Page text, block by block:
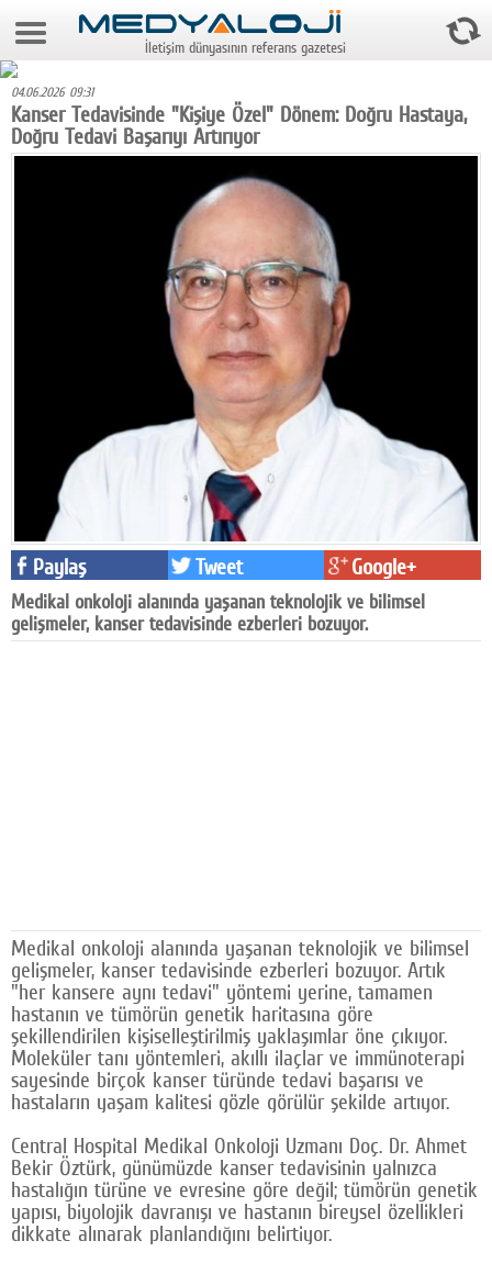
7 Ağustos 2026 20:10:58
Foto Galeri
Video Galeri
Pr
Diziler
Karikatür
Twitter
Google Plus
© 2026 TÜM HAKLARI SAKLIDIR
İletişim dünyasının referans gazetesi
04.06.2026 09:31
Kanser Tedavisinde "Kişiye Özel" Dönem: Doğru Hastaya,
Doğru Tedavi Başarıyı Artırıyor
Paylaş Tweet Google+
Medikal onkoloji alanında yaşanan teknolojik ve bilimsel
gelişmeler, kanser tedavisinde ezberleri bozuyor.
Medikal onkoloji alanında yaşanan teknolojik ve bilimsel
gelişmeler, kanser tedavisinde ezberleri bozuyor. Artık
"her kansere aynı tedavi" yöntemi yerine, tamamen
hastanın ve tümörün genetik haritasına göre
şekillendirilen kişiselleştirilmiş yaklaşımlar öne çıkıyor.
Moleküler tanı yöntemleri, akıllı ilaçlar ve immünoterapi
sayesinde birçok kanser türünde tedavi başarısı ve
hastaların yaşam kalitesi gözle görülür şekilde artıyor.
Central Hospital Medikal Onkoloji Uzmanı Doç. Dr. Ahmet
Bekir Öztürk, günümüzde kanser tedavisinin yalnızca
hastalığın türüne ve evresine göre değil; tümörün genetik
yapısı, biyolojik davranışı ve hastanın bireysel özellikleri
dikkate alınarak planlandığını belirtiyor.